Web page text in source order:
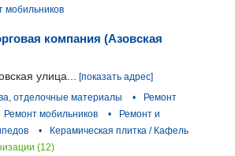
мобильников
компания (Азовская
улица... [показать адрес]
отделочные материалы •
Ремонт
Ремонт мобильников •
Ремонт и
•
Керамическая плитка / Кафель
(12)